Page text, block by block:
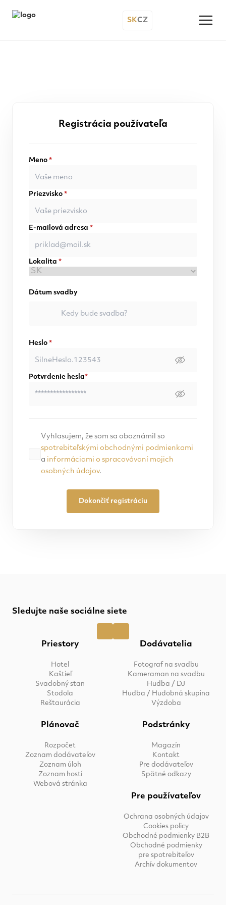
SKCZ
Registrácia používateľa
Meno *
Priezvisko *
E-mailová adresa *
Lokalita *
Dátum svadby
Heslo *
Potvrdenie hesla*
Vyhlasujem, že som sa oboznámil so
spotrebiteľskými obchodnými podmienkami
a informáciami o spracovávaní mojich
osobných údajov.
Dokončiť registráciu
Sledujte naše sociálne siete
Priestory
Hotel
Kaštieľ
Svadobný stan
Stodola
Reštaurácia
Dodávatelia
Fotograf na svadbu
Kameraman na svadbu
Hudba / DJ
Hudba / Hudobná skupina
Výzdoba
Plánovač
Rozpočet
Zoznam dodávateľov
Zoznam úloh
Zoznam hostí
Webová stránka
Podstránky
Magazín
Kontakt
Pre dodávateľov
Spätné odkazy
Pre používateľov
Ochrana osobných údajov
Cookies policy
Obchodné podmienky B2B
Obchodné podmienky
pre spotrebiteľov
Archív dokumentov